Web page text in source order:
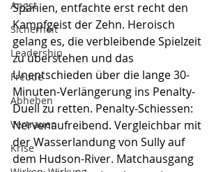
Angst
Sicherheit
Leadership
Freude
Abheben
Vertrauen
Krise
Spanien, entfachte erst recht den
Kampfgeist der Zehn. Heroisch
gelang es, die verbleibende Spielzeit
zu überstehen und das
Unentschieden über die lange 30-
Minuten-Verlängerung ins Penalty-
Duell zu retten. Penalty-Schiessen:
Nervenaufreibend. Vergleichbar mit
der Wasserlandung von Sully auf
dem Hudson-River. Matchausgang